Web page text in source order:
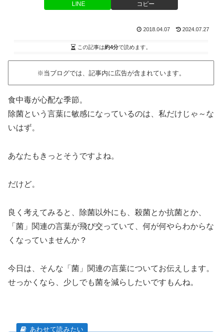
LINE コピー
2018.04.07 2024.07.27
この記事は約4分で読めます。
※当ブログでは、記事内に広告が含まれています。
食中毒が心配な季節。
除菌という言葉に敏感になっているのは、私だけじゃ～な
いはず。
あなたもきっとそうですよね。
だけど。
良く考えてみると、除菌以外にも、 殺菌とか抗菌とか、
「菌」関連の言葉が飛び交っていて、何が何やらわからな
くなっていませんか？
今日は、そんな「菌」関連の言葉についてお伝えします。
せっかくなら、少しでも菌を減らしたいですもんね。